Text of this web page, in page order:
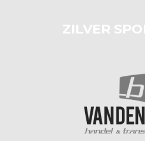
ZILVER